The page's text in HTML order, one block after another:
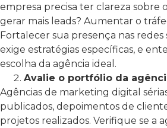
empresa precisa ter clareza sobre
gerar mais leads? Aumentar o
Fortalecer sua presença nas redes
exige estratégias específicas, e
escolha da agência ideal.
Avalie o portfólio da
Agências de marketing digital
publicados, depoimentos de
projetos realizados. Verifique se a